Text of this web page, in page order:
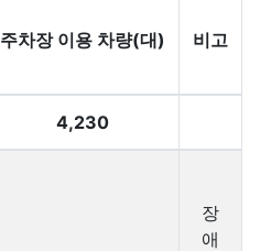
주차장 이용 차량(대)
비고
4,230
장
애